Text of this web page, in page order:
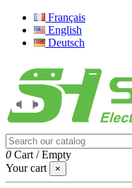
Français
English
Deutsch
0 Cart /Empty
Your cart
×